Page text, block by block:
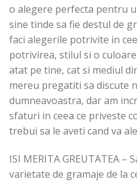
o alegere perfecta pentru
sine tinde sa fie destul de
faci alegerile potrivite in
potrivirea, stilul si o
atat pe tine, cat si mediul
mereu pregatiti sa discute
dumneavoastra, dar am
sfaturi in ceea ce priveste
trebui sa le aveti cand va
ISI MERITA GREUTATEA
varietate de gramaje de la